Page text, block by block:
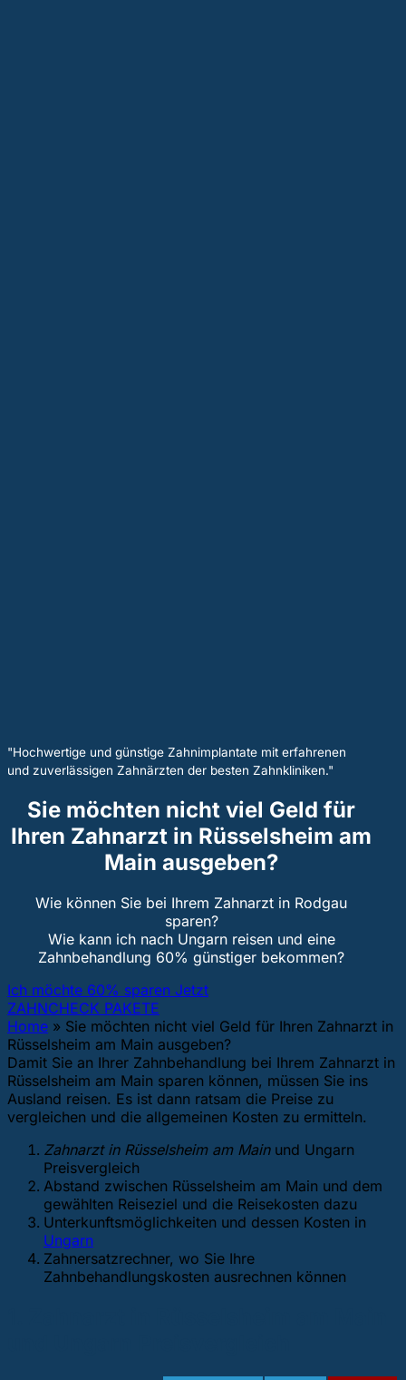
"Hochwertige und günstige Zahnimplantate mit erfahrenen
und zuverlässigen Zahnärzten der besten Zahnkliniken."
Sie möchten nicht viel Geld für
Ihren Zahnarzt in Rüsselsheim am
Main ausgeben?
Wie können Sie bei Ihrem Zahnarzt in Rodgau
sparen?
Wie kann ich nach Ungarn reisen und eine
Zahnbehandlung 60% günstiger bekommen?
Ich möchte 60% sparen Jetzt
ZAHNCHECK PAKETE
Home » Sie möchten nicht viel Geld für Ihren Zahnarzt in
Rüsselsheim am Main ausgeben?
Damit Sie an Ihrer Zahnbehandlung bei Ihrem Zahnarzt in
Rüsselsheim am Main sparen können, müssen Sie ins
Ausland reisen. Es ist dann ratsam die Preise zu
vergleichen und die allgemeinen Kosten zu ermitteln.
Zahnarzt in Rüsselsheim am Mainund Ungarn
Preisvergleich
Abstand zwischen Rüsselsheim am Main und dem
gewählten Reiseziel und die Reisekosten dazu
Unterkunftsmöglichkeiten und dessen Kosten in
Ungarn
Zahnersatzrechner, wo Sie Ihre
Zahnbehandlungskosten ausrechnen können